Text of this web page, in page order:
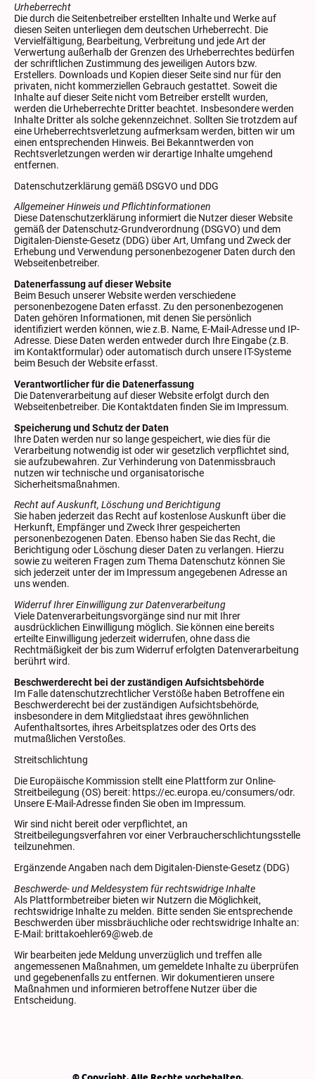
Urheberrecht
Die durch die Seitenbetreiber erstellten Inhalte und Werke auf
diesen Seiten unterliegen dem deutschen Urheberrecht. Die
Vervielfältigung, Bearbeitung, Verbreitung und jede Art der
Verwertung außerhalb der Grenzen des Urheberrechtes bedürfen
der schriftlichen Zustimmung des jeweiligen Autors bzw.
Erstellers. Downloads und Kopien dieser Seite sind nur für den
privaten, nicht kommerziellen Gebrauch gestattet. Soweit die
Inhalte auf dieser Seite nicht vom Betreiber erstellt wurden,
werden die Urheberrechte Dritter beachtet. Insbesondere werden
Inhalte Dritter als solche gekennzeichnet. Sollten Sie trotzdem auf
eine Urheberrechtsverletzung aufmerksam werden, bitten wir um
einen entsprechenden Hinweis. Bei Bekanntwerden von
Rechtsverletzungen werden wir derartige Inhalte umgehend
entfernen.
Datenschutzerklärung gemäß DSGVO und DDG
Allgemeiner Hinweis und Pflichtinformationen
Diese Datenschutzerklärung informiert die Nutzer dieser Website
gemäß der Datenschutz-Grundverordnung (DSGVO) und dem
Digitalen-Dienste-Gesetz (DDG) über Art, Umfang und Zweck der
Erhebung und Verwendung personenbezogener Daten durch den
Webseitenbetreiber.
Datenerfassung auf dieser Website
Beim Besuch unserer Website werden verschiedene
personenbezogene Daten erfasst. Zu den personenbezogenen
Daten gehören Informationen, mit denen Sie persönlich
identifiziert werden können, wie z.B. Name, E-Mail-Adresse und IP-
Adresse. Diese Daten werden entweder durch Ihre Eingabe (z.B.
im Kontaktformular) oder automatisch durch unsere IT-Systeme
beim Besuch der Website erfasst.
Verantwortlicher für die Datenerfassung
Die Datenverarbeitung auf dieser Website erfolgt durch den
Webseitenbetreiber. Die Kontaktdaten finden Sie im Impressum.
Speicherung und Schutz der Daten
Ihre Daten werden nur so lange gespeichert, wie dies für die
Verarbeitung notwendig ist oder wir gesetzlich verpflichtet sind,
sie aufzubewahren. Zur Verhinderung von Datenmissbrauch
nutzen wir technische und organisatorische
Sicherheitsmaßnahmen.
Recht auf Auskunft, Löschung und Berichtigung
Sie haben jederzeit das Recht auf kostenlose Auskunft über die
Herkunft, Empfänger und Zweck Ihrer gespeicherten
personenbezogenen Daten. Ebenso haben Sie das Recht, die
Berichtigung oder Löschung dieser Daten zu verlangen. Hierzu
sowie zu weiteren Fragen zum Thema Datenschutz können Sie
sich jederzeit unter der im Impressum angegebenen Adresse an
uns wenden.
Widerruf Ihrer Einwilligung zur Datenverarbeitung
Viele Datenverarbeitungsvorgänge sind nur mit Ihrer
ausdrücklichen Einwilligung möglich. Sie können eine bereits
erteilte Einwilligung jederzeit widerrufen, ohne dass die
Rechtmäßigkeit der bis zum Widerruf erfolgten Datenverarbeitung
berührt wird.
Beschwerderecht bei der zuständigen Aufsichtsbehörde
Im Falle datenschutzrechtlicher Verstöße haben Betroffene ein
Beschwerderecht bei der zuständigen Aufsichtsbehörde,
insbesondere in dem Mitgliedstaat ihres gewöhnlichen
Aufenthaltsortes, ihres Arbeitsplatzes oder des Orts des
mutmaßlichen Verstoßes.
Streitschlichtung
Die Europäische Kommission stellt eine Plattform zur Online-
Streitbeilegung (OS) bereit: https://ec.europa.eu/consumers/odr.
Unsere E-Mail-Adresse finden Sie oben im Impressum.
Wir sind nicht bereit oder verpflichtet, an
Streitbeilegungsverfahren vor einer Verbraucherschlichtungsstelle
teilzunehmen.
Ergänzende Angaben nach dem Digitalen-Dienste-Gesetz (DDG)
Beschwerde- und Meldesystem für rechtswidrige Inhalte
Als Plattformbetreiber bieten wir Nutzern die Möglichkeit,
rechtswidrige Inhalte zu melden. Bitte senden Sie entsprechende
Beschwerden über missbräuchliche oder rechtswidrige Inhalte an:
E-Mail: brittakoehler69@web.de
Wir bearbeiten jede Meldung unverzüglich und treffen alle
angemessenen Maßnahmen, um gemeldete Inhalte zu überprüfen
und gegebenenfalls zu entfernen. Wir dokumentieren unsere
Maßnahmen und informieren betroffene Nutzer über die
Entscheidung.